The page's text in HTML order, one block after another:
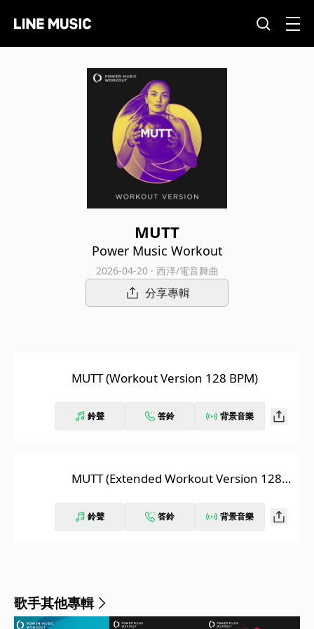
MUTT
Power Music Workout
2026-04-20 · 西洋/電音舞曲
分享專輯
MUTT (Workout Version 128 BPM)
鈴聲 答鈴 背景音樂
MUTT (Extended Workout Version 128 B
鈴聲 答鈴 背景音樂
歌手其他專輯